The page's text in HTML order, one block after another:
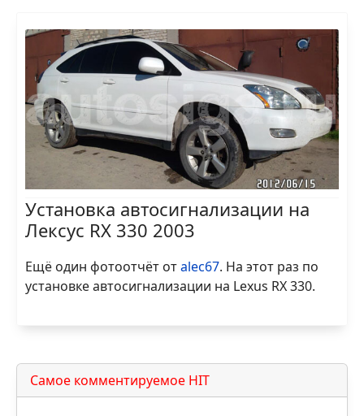
Установка автосигнализации на
Лексус RX 330 2003
Ещё один фотоотчёт отalec67. На этот раз по
установке автосигнализации на Lexus RX 330.
Самое комментируемое HIT